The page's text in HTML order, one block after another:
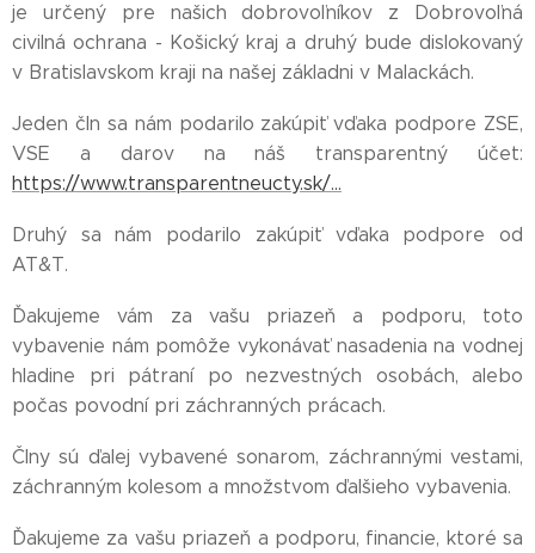
je určený pre našich dobrovoľníkov z Dobrovoľná
civilná ochrana - Košický kraj a druhý bude dislokovaný
v Bratislavskom kraji na našej základni v Malackách.
Jeden čln sa nám podarilo zakúpiť vďaka podpore ZSE,
VSE a darov na náš transparentný účet:
https://www.transparentneucty.sk/...
Druhý sa nám podarilo zakúpiť vďaka podpore od
AT&T.
Ďakujeme vám za vašu priazeň a podporu, toto
vybavenie nám pomôže vykonávať nasadenia na vodnej
hladine pri pátraní po nezvestných osobách, alebo
počas povodní pri záchranných prácach.
Člny sú ďalej vybavené sonarom, záchrannými vestami,
záchranným kolesom a množstvom ďalšieho vybavenia.
Ďakujeme za vašu priazeň a podporu, financie, ktoré sa